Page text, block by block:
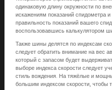
одинаковую длину окружности по
искажениям показаний спидометра
правильность показаний вашего
воспользовавшись калькулятором
Также шины делятся по индексам
следует обратить внимание на вес
который с запасом будет
выборе индекса скорости следует
стиль вождения. На тяжёлые и
большим индексом скорости, чтобы